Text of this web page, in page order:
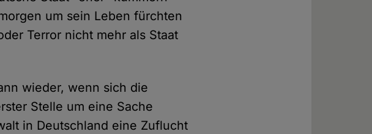
um sein Leben fürchten
Terror nicht mehr als Staat
wieder, wenn sich die
Stelle um eine Sache
in Deutschland eine Zuflucht